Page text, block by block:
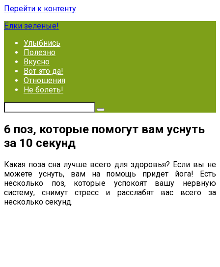
Перейти к контенту
Ёлки зелёные!
Улыбнись
Полезно
Вкусно
Вот это да!
Отношения
Не болеть!
6 поз, которые помогут вам уснуть
за 10 секунд
Какая поза сна лучше всего для здоровья? Если вы не
можете уснуть, вам на помощь придет йога! Есть
несколько поз, которые успокоят вашу нервную
систему, снимут стресс и расслабят вас всего за
несколько секунд.